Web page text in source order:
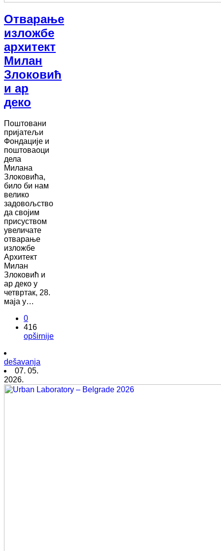
Отварање
изложбе
архитект
Милан
Злоковић
и ар
деко
Поштовани
пријатељи
Фондације и
поштоваоци
дела
Милана
Злоковића,
било би нам
велико
задовољство
да својим
присуством
увеличате
отварање
изложбе
Архитект
Милан
Злоковић и
ар деко у
четвртак, 28.
маја у…
0
416
opširnije
dešavanja
07. 05.
2026.